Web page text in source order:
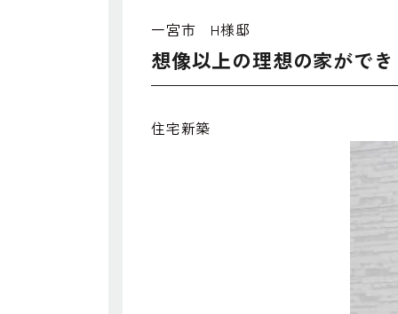
一宮市 H様邸
想像以上の理想の家がで
住宅新築